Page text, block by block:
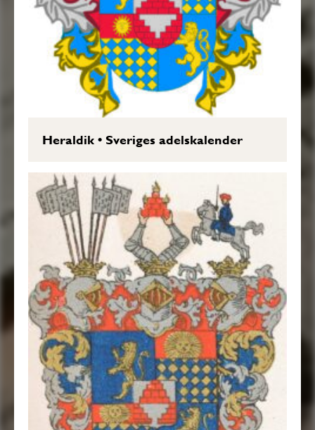
Heraldik•Sveriges adelskalender